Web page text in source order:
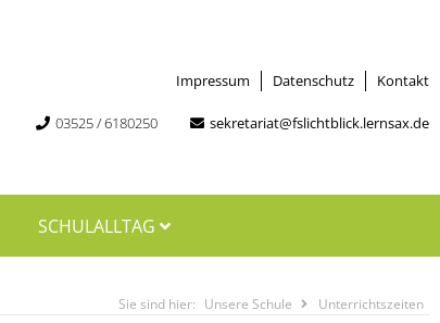
Impressum Datenschutz Kontakt
03525 / 6180250 sekretariat@fslichtblick.lernsax.de
SCHULALLTAG
Unsere Schule Unterrichtszeiten